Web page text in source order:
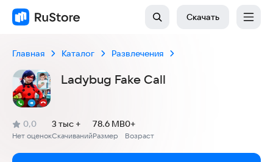
Скачать
Главная Каталог Развлечения
Ladybug Fake Call
Рейтинг:
0,0
(
Нет оценок
)
Скачиваний
3 тыс +
Размер
78.6 MB
Возраст
0+